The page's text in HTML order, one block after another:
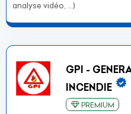
analyse vidéo, …)
GPI -
INCENDIE
PREMIUM